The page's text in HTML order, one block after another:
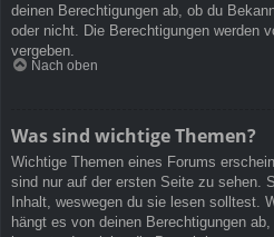
deinen Berechtigungen ab, ob du
oder nicht. Die Berechtigungen werden
vergeben.
Nach oben
Was sind wichtige Themen?
Wichtige Themen eines Forums
sind nur auf der ersten Seite zu sehen.
Inhalt, weswegen du sie lesen solltest.
hängt es von deinen Berechtigungen